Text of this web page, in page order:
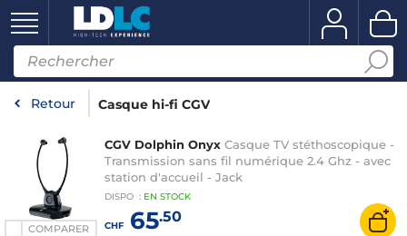
Retour Casque hi-fi CGV
COMPARER
CGV Dolphin Onyx Casque TV stéthoscopique -
Transmission sans fil numérique 2.4 Ghz - avec
station d'accueil - Jack
DISPO : EN STOCK
CHF65.50